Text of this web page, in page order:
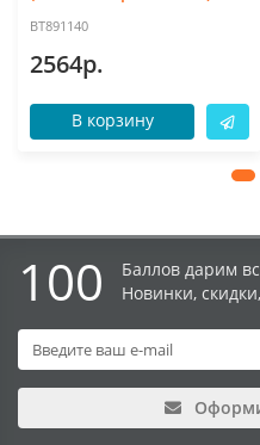
BT891140
2564р.
В корзину
100
Баллов дарим
Новинки,